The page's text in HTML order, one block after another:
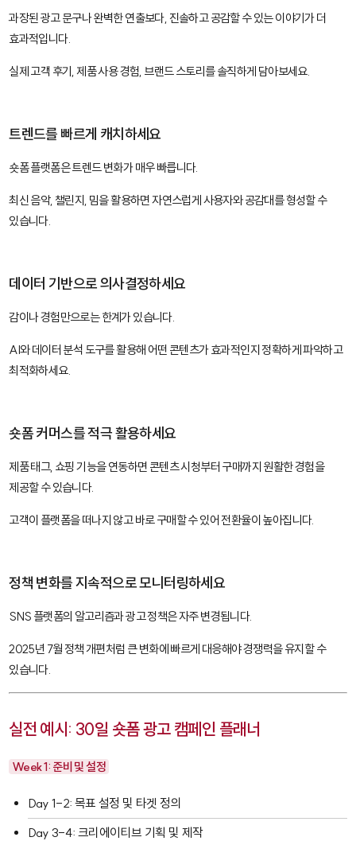
과장된 광고 문구나 완벽한 연출보다, 진솔하고 공감할 수 있는 이야기가 더
효과적입니다.
실제 고객 후기, 제품 사용 경험, 브랜드 스토리를 솔직하게 담아보세요.
트렌드를 빠르게 캐치하세요
숏폼 플랫폼은 트렌드 변화가 매우 빠릅니다.
최신 음악, 챌린지, 밈을 활용하면 자연스럽게 사용자와 공감대를 형성할 수
있습니다.
데이터 기반으로 의사결정하세요
감이나 경험만으로는 한계가 있습니다.
AI와 데이터 분석 도구를 활용해 어떤 콘텐츠가 효과적인지 정확하게 파악하고
최적화하세요.
숏폼 커머스를 적극 활용하세요
제품 태그, 쇼핑 기능을 연동하면 콘텐츠 시청부터 구매까지 원활한 경험을
제공할 수 있습니다.
고객이 플랫폼을 떠나지 않고 바로 구매할 수 있어 전환율이 높아집니다.
정책 변화를 지속적으로 모니터링하세요
SNS 플랫폼의 알고리즘과 광고 정책은 자주 변경됩니다.
2025년 7월 정책 개편처럼 큰 변화에 빠르게 대응해야 경쟁력을 유지할 수
있습니다.
실전 예시: 30일 숏폼 광고 캠페인 플래너
Week 1: 준비 및 설정
Day 1-2: 목표 설정 및 타겟 정의
Day 3-4: 크리에이티브 기획 및 제작